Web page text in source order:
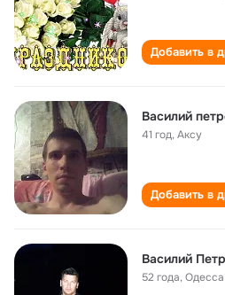
Добавить в
Василий
41 год,Аксу
Добавить в
Василий
52 года,Одесса